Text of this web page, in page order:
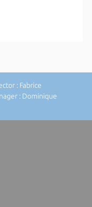
: Fabrice
: Dominique